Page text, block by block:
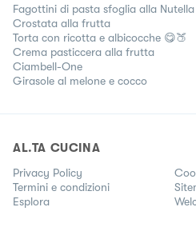
Fagottini di pasta sfoglia alla Nutella
Crostata alla frutta
Torta con ricotta e albicocche 😋🍑
Crema pasticcera alla frutta
Ciambell-One
Girasole al melone e cocco
AL.TA CUCINA
Privacy Policy
Termini e condizioni
Esplora